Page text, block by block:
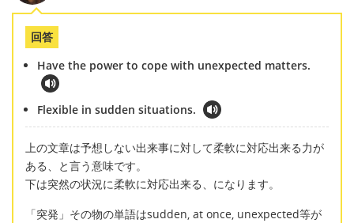
回答
Have the power to cope with unexpected matters.
Flexible in sudden situations.
上の文章は予想しない出来事に対して柔軟に対応出来る力が
ある、と言う意味です。
下は突然の状況に柔軟に対応出来る、になります。
「突発」その物の単語はsudden, at once, unexpected等が